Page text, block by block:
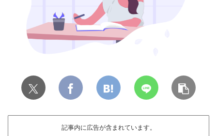
記事内に広告が含まれています。